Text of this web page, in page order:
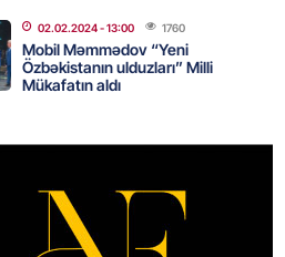
avtomobil qaçıran və
mobil telefon oğurlayan
karta istədiyiniz qədər
edə bilərsiniz – VİDEO
02.02.2024- 13:00 1760
Mobil Məmmədov “Yeni
Özbəkistanın ulduzları” Milli
Mükafatın aldı